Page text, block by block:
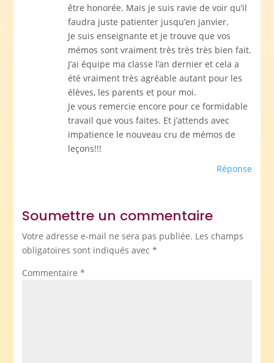
être honorée. Mais je suis ravie de voir qu’il
faudra juste patienter jusqu’en janvier.
Je suis enseignante et je trouve que vos
mémos sont vraiment très très très bien fait.
J’ai équipe ma classe l’an dernier et cela a
été vraiment très agréable autant pour les
élèves, les parents et pour moi.
Je vous remercie encore pour ce formidable
travail que vous faites. Et j’attends avec
impatience le nouveau cru de mémos de
leçons!!!
Réponse
Soumettre un commentaire
Votre adresse e-mail ne sera pas publiée. Les champs
obligatoires sont indiqués avec *
Commentaire *